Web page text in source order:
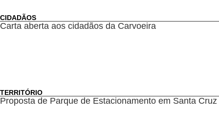
CIDADÃOS
Carta aberta aos cidadãos da Carvoeira
TERRITÓRIO
Proposta de Parque de Estacionamento em Santa Cruz